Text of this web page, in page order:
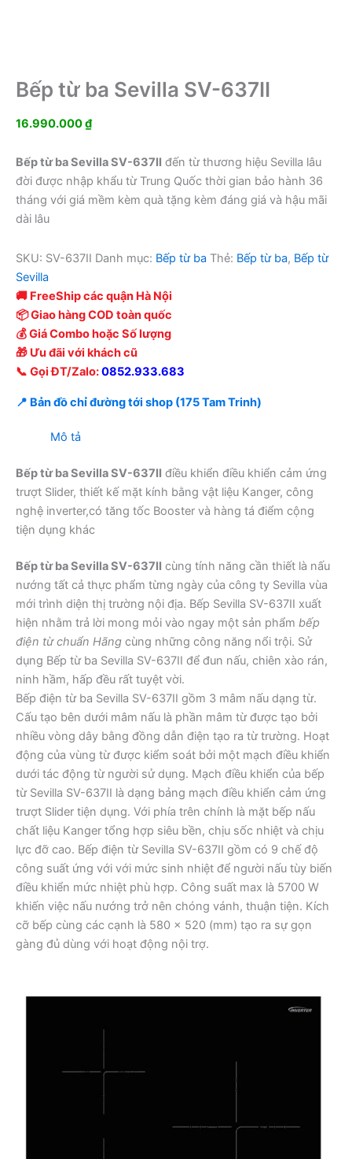
Bếp từ ba Sevilla SV-637II
16.990.000₫
Bếp từ ba Sevilla SV-637II đến từ thương hiệu Sevilla lâu
đời được nhập khẩu từ Trung Quốc thời gian bảo hành 36
tháng với giá mềm kèm quà tặng kèm đáng giá và hậu mãi
dài lâu
SKU: SV-637II Danh mục: Bếp từ ba Thẻ: Bếp từ ba, Bếp từ
Sevilla
🚚 FreeShip các quận Hà Nội
📦 Giao hàng COD toàn quốc
💰 Giá Combo hoặc Số lượng
🎁 Ưu đãi với khách cũ
📞 Gọi ĐT/Zalo:0852.933.683
📍 Bản đồ chỉ đường tới shop (175 Tam Trinh)
Mô tả
Bếp từ ba Sevilla SV-637II điều khiển điều khiển cảm ứng
trượt Slider, thiết kế mặt kính bằng vật liệu Kanger, công
nghệ inverter,có tăng tốc Booster và hàng tá điểm cộng
tiện dụng khác
Bếp từ ba Sevilla SV-637II cùng tính năng cần thiết là nấu
nướng tất cả thực phẩm từng ngày của công ty Sevilla vùa
mới trình diện thị trường nội địa. Bếp Sevilla SV-637II xuất
hiện nhằm trả lời mong mỏi vào ngay một sản phẩm bếp
điện từ chuẩn Hãng cùng những công năng nổi trội. Sử
dụng Bếp từ ba Sevilla SV-637II để đun nấu, chiên xào rán,
ninh hầm, hấp đều rất tuyệt vời.
Bếp điện từ ba Sevilla SV-637II gồm 3 mâm nấu dạng từ.
Cấu tạo bên dưới mâm nấu là phần mâm từ được tạo bởi
nhiều vòng dây bằng đồng dẫn điện tạo ra từ trường. Hoạt
động của vùng từ được kiểm soát bởi một mạch điều khiển
dưới tác động từ người sử dụng. Mạch điều khiển của bếp
từ Sevilla SV-637II là dạng bảng mạch điều khiển cảm ứng
trượt Slider tiện dụng. Với phía trên chính là mặt bếp nấu
chất liệu Kanger tổng hợp siêu bền, chịu sốc nhiệt và chịu
lực đỡ cao. Bếp điện từ Sevilla SV-637II gồm có 9 chế độ
công suất ứng với với mức sinh nhiệt để người nấu tùy biến
điều khiển mức nhiệt phù hợp. Công suất max là 5700 W
khiến việc nấu nướng trở nên chóng vánh, thuận tiện. Kích
cỡ bếp cùng các cạnh là 580 x 520 (mm) tạo ra sự gọn
gàng đủ dùng với hoạt động nội trợ.